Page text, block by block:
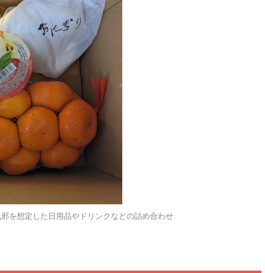
を想定した日用品やドリンクなどの詰め合わせ